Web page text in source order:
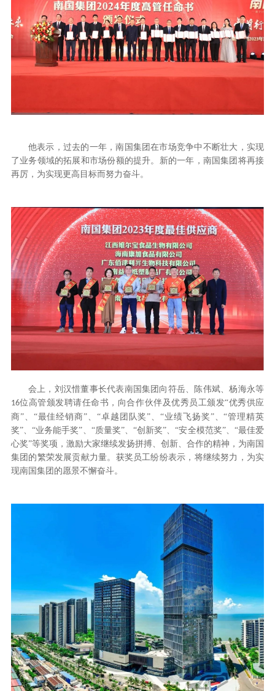
他表示，过去的一年，南国集团在市场竞争中不断壮大，实现
了业务领域的拓展和市场份额的提升。新的一年，南国集团将再接
再厉，为实现更高目标而努力奋斗。
会上，刘汉惜董事长代表南国集团向符岳、陈伟斌、杨海永等
16位高管颁发聘请任命书，向合作伙伴及优秀员工颁发“优秀供应
商”、“最佳经销商”、“卓越团队奖”、“业绩飞扬奖”、“管理精英
奖”、“业务能手奖”、“质量奖”、“创新奖”、“安全模范奖”、“最佳爱
心奖”等奖项，激励大家继续发扬拼搏、创新、合作的精神，为南国
集团的繁荣发展贡献力量。获奖员工纷纷表示，将继续努力，为实
现南国集团的愿景不懈奋斗。